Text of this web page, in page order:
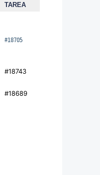
TAREA
#18705
#18743
#18689